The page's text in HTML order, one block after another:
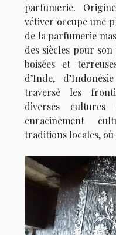
parfumerie.
vétiver occupe une
de la parfumerie
des siècles pour
boisées et
d’Inde,
traversé les
diverses
enracinement
traditions locales, où